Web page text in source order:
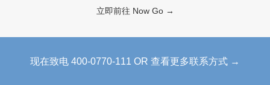
立即前往 Now Go →
现在致电 400-0770-111 OR 查看更多联系方式 →